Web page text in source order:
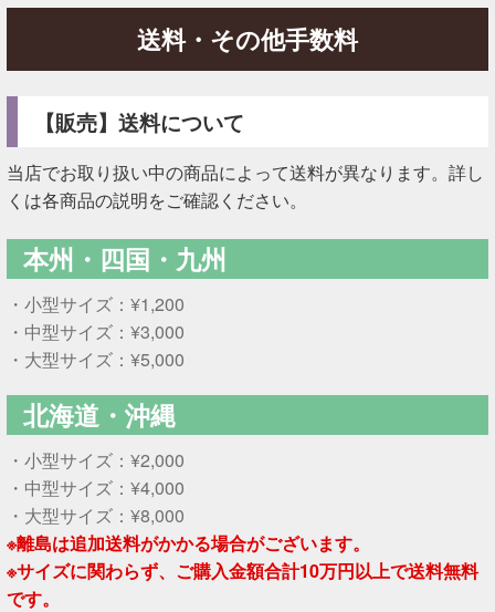
送料・その他手数料
【販売】送料について
当店でお取り扱い中の商品によって送料が異なります。詳し
くは各商品の説明をご確認ください。
本州・四国・九州
・小型サイズ：¥1,200
・中型サイズ：¥3,000
・大型サイズ：¥5,000
北海道・沖縄
・小型サイズ：¥2,000
・中型サイズ：¥4,000
・大型サイズ：¥8,000
※離島は追加送料がかかる場合がございます。
※サイズに関わらず、ご購入金額合計10万円以上で送料無料
です。